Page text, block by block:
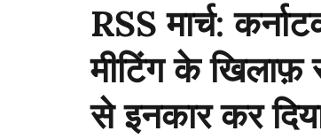
RSS मार्च:
मीटिंग के खिलाफ़
से इनकार कर